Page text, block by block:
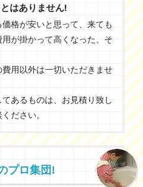
はありません!
格が安いと思って、来ても
が掛かって⾼くなった、そ
⽤以外は⼀切いただきませ
あるものは、お⾒積り致し
ださい。
プロ集団!